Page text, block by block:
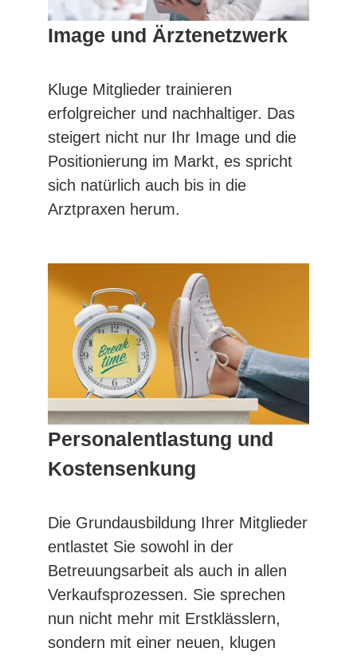
Image und Ärztenetzwerk
Kluge Mitglieder trainieren
erfolgreicher und nachhaltiger. Das
steigert nicht nur Ihr Image und die
Positionierung im Markt, es spricht
sich natürlich auch bis in die
Arztpraxen herum.
Personalentlastung und
Kostensenkung
Die Grundausbildung Ihrer Mitglieder
entlastet Sie sowohl in der
Betreuungsarbeit als auch in allen
Verkaufsprozessen. Sie sprechen
nun nicht mehr mit Erstklässlern,
sondern mit einer neuen, klugen